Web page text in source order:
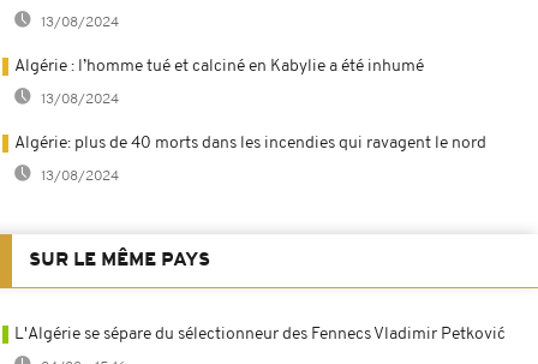
13/08/2024
Algérie : l’homme tué et calciné en Kabylie a été inhumé
13/08/2024
Algérie: plus de 40 morts dans les incendies qui ravagent le nord
13/08/2024
SUR LE MÊME PAYS
L'Algérie se sépare du sélectionneur des Fennecs Vladimir Petković